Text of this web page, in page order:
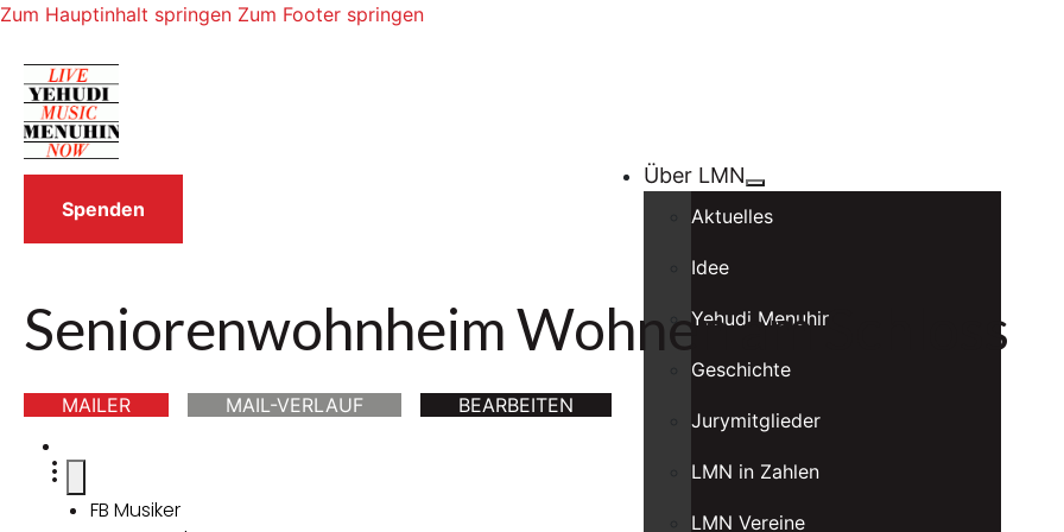
Zum Hauptinhalt springen Zum Footer springen
Über LMN
Aktuelles
Idee
Yehudi Menuhin
Geschichte
Jurymitglieder
LMN in Zahlen
LMN Vereine
Spenden
Seniorenwohnheim Wohnen am Schloss
MAILER MAIL-VERLAUF BEARBEITEN
FB Musiker